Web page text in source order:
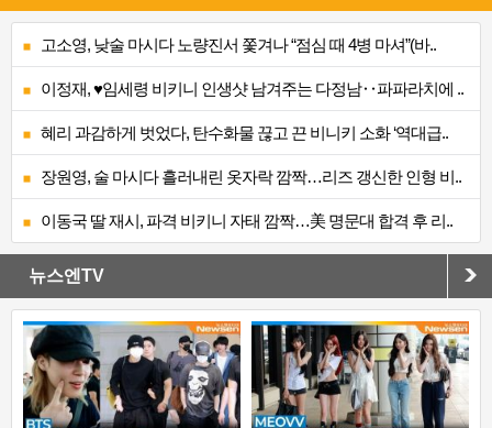
고소영, 낮술 마시다 노량진서 쫓겨나 “점심 때 4병 마셔”(바..
이정재, ♥임세령 비키니 인생샷 남겨주는 다정남‥파파라치에 ..
혜리 과감하게 벗었다, 탄수화물 끊고 끈 비니키 소화 ‘역대급..
장원영, 술 마시다 흘러내린 옷자락 깜짝…리즈 갱신한 인형 비..
이동국 딸 재시, 파격 비키니 자태 깜짝…美 명문대 합격 후 리..
뉴스엔TV